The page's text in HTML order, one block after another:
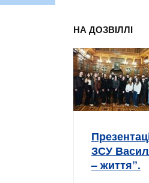
НА ДОЗВІЛЛІ
ЗСУ
– життя”.